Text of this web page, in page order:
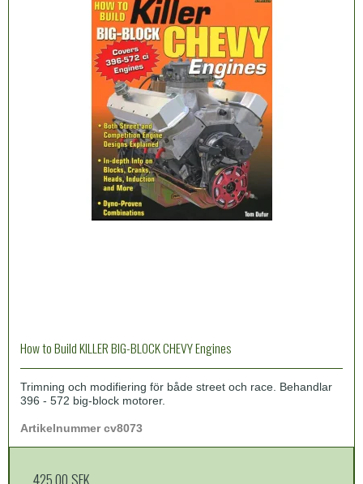
How to Build KILLER BIG-BLOCK CHEVY Engines
Trimning och modifiering för både street och race. Behandlar
396 - 572 big-block motorer.
Artikelnummer cv8073
425,00 SEK